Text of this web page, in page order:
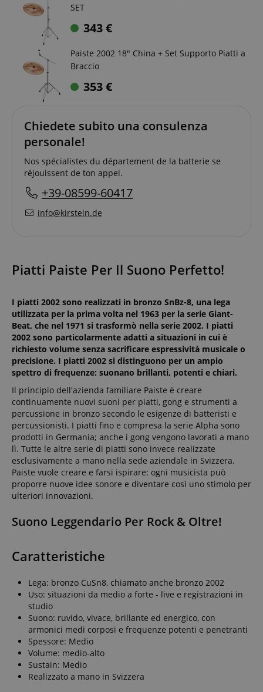
SET
343€
Paiste 2002 18" China + Set Supporto Piatti a
Braccio
353€
Chiedete subito una consulenza
personale!
Nos spécialistes du département de la batterie se
réjouissent de ton appel.
+39-08599-60417
info@kirstein.de
Piatti Paiste Per Il Suono Perfetto!
I piatti 2002 sono realizzati in bronzo SnBz-8, una lega
utilizzata per la prima volta nel 1963 per la serie Giant-
Beat, che nel 1971 si trasformò nella serie 2002. I piatti
2002 sono particolarmente adatti a situazioni in cui è
richiesto volume senza sacrificare espressività musicale o
precisione. I piatti 2002 si distinguono per un ampio
spettro di frequenze: suonano brillanti, potenti e chiari.
Il principio dell'azienda familiare Paiste è creare
continuamente nuovi suoni per piatti, gong e strumenti a
percussione in bronzo secondo le esigenze di batteristi e
percussionisti. I piatti fino e compresa la serie Alpha sono
prodotti in Germania; anche i gong vengono lavorati a mano
lì. Tutte le altre serie di piatti sono invece realizzate
esclusivamente a mano nella sede aziendale in Svizzera.
Paiste vuole creare e farsi ispirare: ogni musicista può
proporre nuove idee sonore e diventare così uno stimolo per
ulteriori innovazioni.
Suono Leggendario Per Rock & Oltre!
Caratteristiche
Lega: bronzo CuSn8, chiamato anche bronzo 2002
Uso: situazioni da medio a forte - live e registrazioni in
studio
Suono: ruvido, vivace, brillante ed energico, con
armonici medi corposi e frequenze potenti e penetranti
Spessore: Medio
Volume: medio-alto
Sustain: Medio
Realizzato a mano in Svizzera